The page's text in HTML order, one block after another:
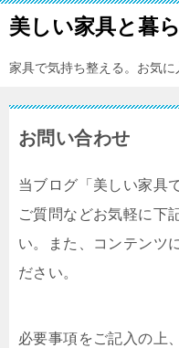
美しい家具と暮
家具で気持ち整える。お気に
お問い合わせ
当ブログ「美しい家具
ご質問などお気軽に下
い。また、コンテンツ
ださい。
必要事項をご記入の上